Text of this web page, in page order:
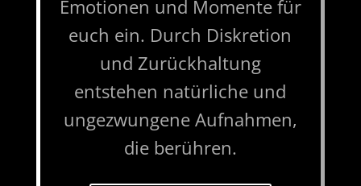
Emotionen und Momente für
euch ein. Durch Diskretion
und Zurückhaltung
entstehen natürliche und
ungezwungene Aufnahmen,
die berühren.